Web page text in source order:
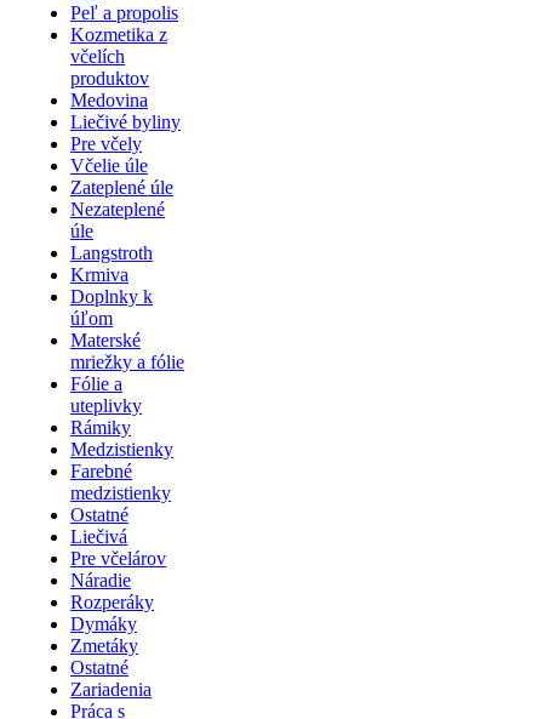
Peľ a propolis
Kozmetika z
včelích
produktov
Medovina
Liečivé byliny
Pre včely
Včelie úle
Zateplené úle
Nezateplené
úle
Langstroth
Krmiva
Doplnky k
úľom
Materské
mriežky a fólie
Fólie a
uteplivky
Rámiky
Medzistienky
Farebné
medzistienky
Ostatné
Liečivá
Pre včelárov
Náradie
Rozperáky
Dymáky
Zmetáky
Ostatné
Zariadenia
Práca s